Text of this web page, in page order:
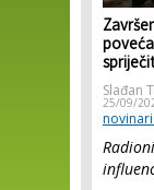
Slađan
25/09/